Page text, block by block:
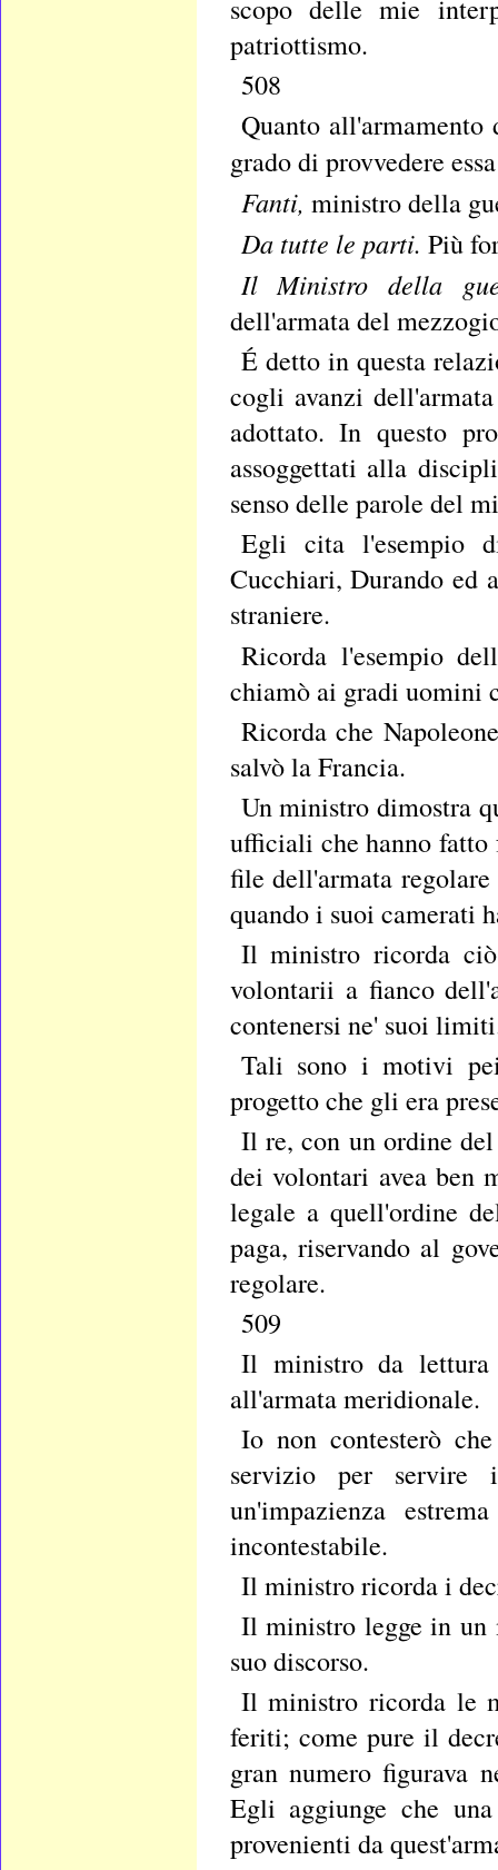
scopo delle mie
patriottismo.
508
Quanto
grado di provvedere
Fanti, ministro della
Da tutte le parti. Più
Il Ministro della
dell'armata del
É detto in questa
cogli avanzi
adottato. In questo
assoggettati alla
senso delle parole del
Egli cita l'esempio
Cucchiari, Durando ed
straniere.
Ricorda l'esempio
chiamò ai gradi uomini
Ricorda che
salvò la Francia.
Un ministro dimostra
ufficiali che hanno
file dell'armata
quando i suoi camerati
Il ministro ricorda
volontarii a fianco
contenersi ne' suoi
Tali sono i motivi
progetto che gli era
Il re, con un ordine
dei volontari avea ben
legale a quell'ordine
paga, riservando al
regolare.
509
Il ministro da lettura
all'armata meridionale.
Io non contesterò
servizio per servire
un'impazienza
incontestabile.
Il ministro ricorda i
Il ministro legge in un
suo discorso.
Il ministro ricorda le
feriti; come pure il
gran numero figurava
Egli aggiunge che
provenienti da